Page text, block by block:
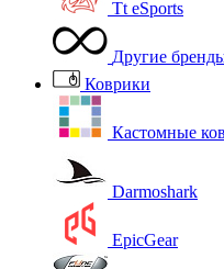
Tt eSports
Другие
Коврики
Кастомные
Darmoshark
EpicGear